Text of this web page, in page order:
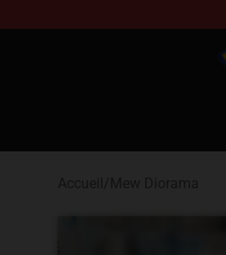
Pokemon Diorama Shop